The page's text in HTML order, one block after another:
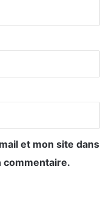
et mon site dans
commentaire.